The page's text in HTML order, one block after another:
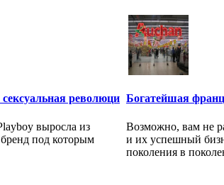
революци
выросла из
под которым
Богатейшая
Возможно, вам не
и их успешный
поколения в